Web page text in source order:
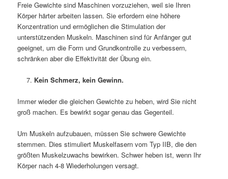
Freie Gewichte sind Maschinen vorzuziehen, weil sie Ihren
Körper härter arbeiten lassen. Sie erfordern eine höhere
Konzentration und ermöglichen die Stimulation der
unterstützenden Muskeln. Maschinen sind für Anfänger gut
geeignet, um die Form und Grundkontrolle zu verbessern,
schränken aber die Effektivität der Übung ein.
Kein Schmerz, kein Gewinn.
Immer wieder die gleichen Gewichte zu heben, wird Sie nicht
groß machen. Es bewirkt sogar genau das Gegenteil.
Um Muskeln aufzubauen, müssen Sie schwere Gewichte
stemmen. Dies stimuliert Muskelfasern vom Typ IIB, die den
größten Muskelzuwachs bewirken. Schwer heben ist, wenn Ihr
Körper nach 4-8 Wiederholungen versagt.